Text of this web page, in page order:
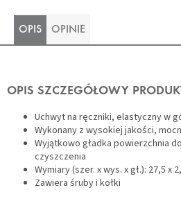
OPIS OPINIE
OPIS SZCZEGÓŁOWY
Uchwyt na ręczniki, elastyczny w
Wykonany z wysokiej jakości,
Wyjątkowo gładka powierzchnia
czyszczenia
Wymiary (szer. x wys. x gł.): 27,5 x
Zawiera śruby i kołki